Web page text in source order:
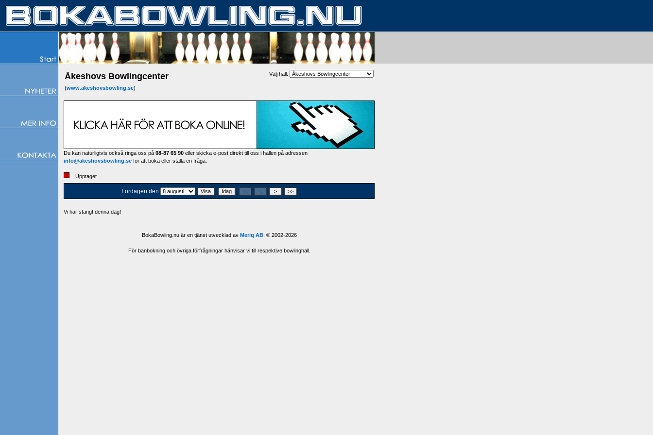
Åkeshovs Bowlingcenter Välj hall:
(www.akeshovsbowling.se)
Du kan naturligtvis också ringa oss på 08-87 65 90 eller skicka e-post direkt till oss i hallen på adressen
info@akeshovsbowling.se för att boka eller ställa en fråga.
= Upptaget
Lördagen den
Vi har stängt denna dag!
BokaBowling.nu är en tjänst utvecklad av Meriq AB. © 2002-2026
För banbokning och övriga förfrågningar hänvisar vi till respektive bowlinghall.